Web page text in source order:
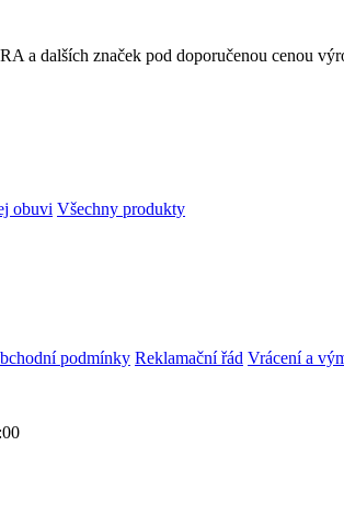
a dalších značek pod doporučenou cenou
obuvi Všechny produkty
podmínky Reklamační řád Vrácení a